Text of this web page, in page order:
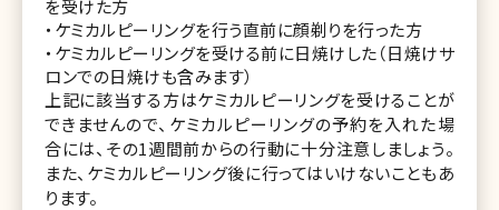
を受けた方
・ケミカルピーリングを行う直前に顔剃りを行った方
・ケミカルピーリングを受ける前に日焼けした（日焼けサ
ロンでの日焼けも含みます）
上記に該当する方はケミカルピーリングを受けることが
できませんので、ケミカルピーリングの予約を入れた場
合には、その1週間前からの行動に十分注意しましょう。
また、ケミカルピーリング後に行ってはいけないこともあ
ります。